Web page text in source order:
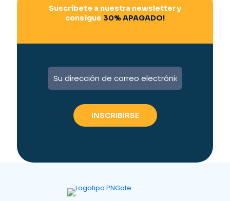
Suscríbete a nuestra newsletter y
consigue 30% APAGADO!